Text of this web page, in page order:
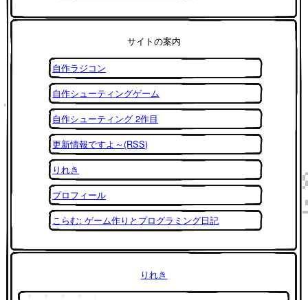
サイトの案内
自作ラジコン
自作シューティングゲーム
自作シューティング 2作目
更新情報ですよ～(RSS)
りれき
プロフィール
こらむ: ゲーム作りとプログラミング日記
りれき